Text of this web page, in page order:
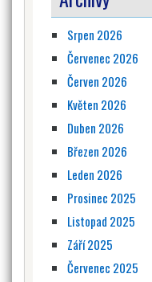
Srpen 2026
Červenec 2026
Červen 2026
Květen 2026
Duben 2026
Březen 2026
Leden 2026
Prosinec 2025
Listopad 2025
Září 2025
Červenec 2025